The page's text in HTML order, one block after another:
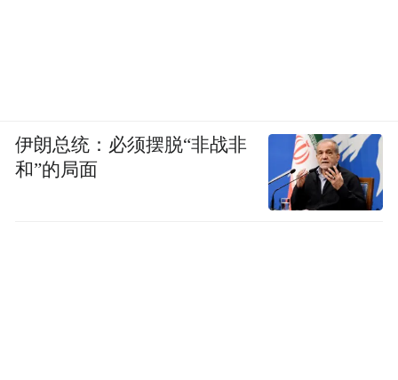
伊朗总统：必须摆脱“非战非
和”的局面